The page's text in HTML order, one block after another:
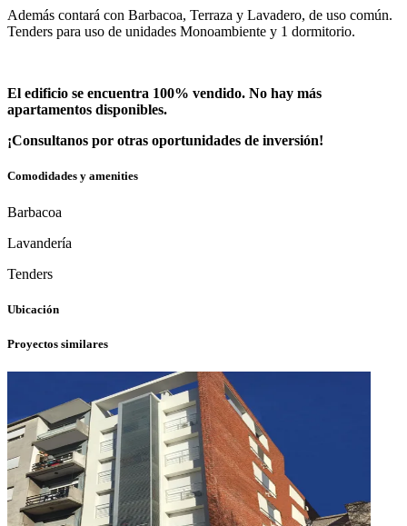
Además contará con Barbacoa, Terraza y Lavadero, de uso común.
Tenders para uso de unidades Monoambiente y 1 dormitorio.
El edificio se encuentra 100% vendido. No hay más
apartamentos disponibles.
¡Consultanos por otras oportunidades de inversión!
Comodidades y amenities
Barbacoa
Lavandería
Tenders
Ubicación
Proyectos similares